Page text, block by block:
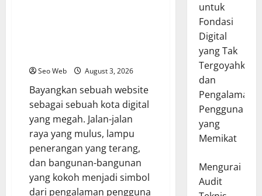
Seo Web August 3, 2026
Bayangkan sebuah website
sebagai sebuah kota digital
yang megah. Jalan-jalan
raya yang mulus, lampu
penerangan yang terang,
dan bangunan-bangunan
yang kokoh menjadi simbol
dari pengalaman pengguna
untuk
Fondasi
Digital
yang Tak
Tergoyahkan
dan
Pengalaman
Pengguna
yang
Memikat
Mengurai
Audit